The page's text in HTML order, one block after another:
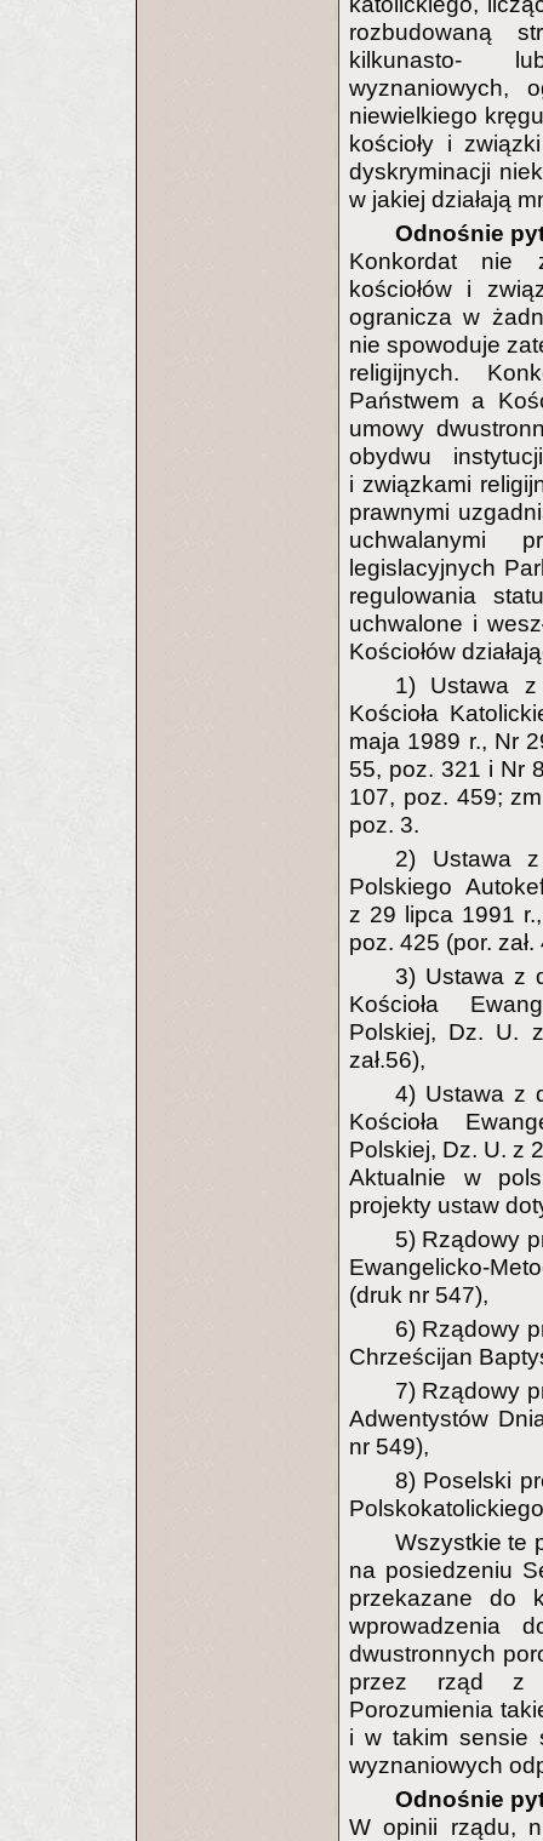
rozbudowaną
kilkunasto-
wyznaniowych,
niewielkiego
kościoły i
dyskryminacji
w jakiej działają
Odnośnie
Konkordat nie
kościołów i
ogranicza w
nie spowoduje
religijnych.
Państwem a
umowy
obydwu
i związkami
prawnymi
uchwalanymi
legislacyjnych
regulowania
uchwalone i
Kościołów
1) Ustawa
Kościoła
maja 1989 r., Nr
55, poz. 321 i Nr
107, poz. 459;
poz. 3.
2) Ustawa
Polskiego
z 29 lipca 1991
poz. 425 (por. zał.
3) Ustawa z
Kościoła
Polskiej, Dz. U.
zał.56),
4) Ustawa z
Kościoła
Polskiej, Dz. U. z
Aktualnie w
projekty ustaw
5) Rządowy
Ewangelicko-
(druk nr 547),
6) Rządowy
Chrześcijan
7) Rządowy
Adwentystów
nr 549),
8) Poselski
Wszystkie te
na posiedzeniu
przekazane do
wprowadzenia
dwustronnych
przez rząd z
Porozumienia
i w takim sensie
wyznaniowych
Odnośnie
W opinii rządu,